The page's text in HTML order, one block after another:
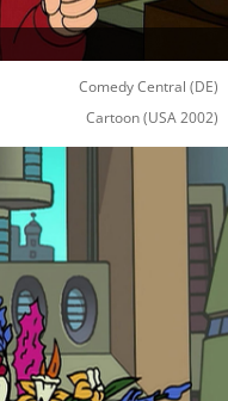
Comedy Central (DE)
Cartoon(USA 2002)